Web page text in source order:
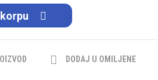
DODAJ U OMILJENE